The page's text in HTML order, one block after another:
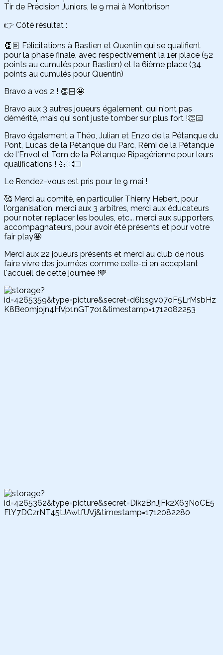
Tir de Précision Juniors, le 9 mai à Montbrison
👉 Côté résultat :
👏🏻 Félicitations à Bastien et Quentin qui se qualifient
pour la phase finale, avec respectivement la 1er place (52
points au cumulés pour Bastien) et la 6ième place (34
points au cumulés pour Quentin)
Bravo a vos 2 ! 👏🏻🤩
Bravo aux 3 autres joueurs également, qui n'ont pas
démérité, mais qui sont juste tomber sur plus fort !👏🏻
Bravo également a Théo, Julian et Enzo de la Pétanque du
Pont, Lucas de la Pétanque du Parc, Rémi de la Pétanque
de l'Envol et Tom de la Pétanque Ripagérienne pour leurs
qualifications ! 💪👏🏻
Le Rendez-vous est pris pour le 9 mai !
🥰 Merci au comité, en particulier Thierry Hebert, pour
l'organisation. merci aux 3 arbitres, merci aux éducateurs
pour noter, replacer les boules, etc... merci aux supporters,
accompagnateurs, pour avoir été présents et pour votre
fair play🤩
Merci aux 22 joueurs présents et merci au club de nous
faire vivre des journées comme celle-ci en acceptant
l'accueil de cette journée !🧡